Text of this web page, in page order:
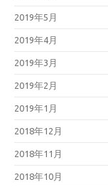
2019年5月
2019年4月
2019年3月
2019年2月
2019年1月
2018年12月
2018年11月
2018年10月